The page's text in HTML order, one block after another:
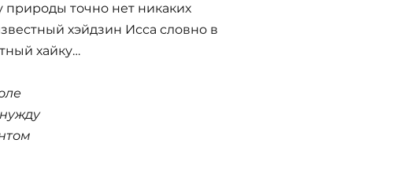
природы точно нет никаких
хэйдзин Исса словно в
хайку…